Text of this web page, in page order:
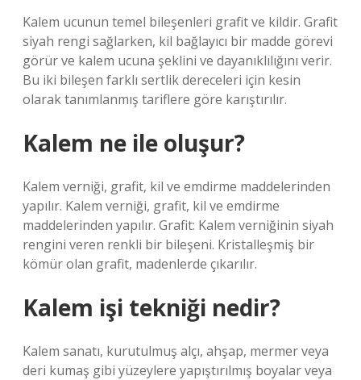
Kalem ucunun temel bileşenleri grafit ve kildir. Grafit
siyah rengi sağlarken, kil bağlayıcı bir madde görevi
görür ve kalem ucuna şeklini ve dayanıklılığını verir.
Bu iki bileşen farklı sertlik dereceleri için kesin
olarak tanımlanmış tariflere göre karıştırılır.
Kalem ne ile oluşur?
Kalem verniği, grafit, kil ve emdirme maddelerinden
yapılır. Kalem verniği, grafit, kil ve emdirme
maddelerinden yapılır. Grafit: Kalem verniğinin siyah
rengini veren renkli bir bileşeni. Kristalleşmiş bir
kömür olan grafit, madenlerde çıkarılır.
Kalem işi tekniği nedir?
Kalem sanatı, kurutulmuş alçı, ahşap, mermer veya
deri kumaş gibi yüzeylere yapıştırılmış boyalar veya